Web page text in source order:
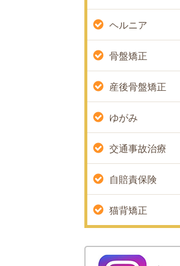
ヘルニア
骨盤矯正
産後骨盤矯正
ゆがみ
交通事故治療
自賠責保険
猫背矯正